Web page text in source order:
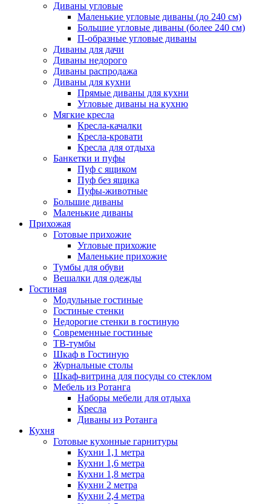
Диваны угловые
Маленькие угловые диваны (до 240 см)
Большие угловые диваны (более 240 см)
П-образные угловые диваны
Диваны для дачи
Диваны недорого
Диваны распродажа
Диваны для кухни
Прямые диваны для кухни
Угловые диваны на кухню
Мягкие кресла
Кресла-качалки
Кресла-кровати
Кресла для отдыха
Банкетки и пуфы
Пуф с ящиком
Пуф без ящика
Пуфы-животные
Большие диваны
Маленькие диваны
Прихожая
Готовые прихожие
Угловые прихожие
Маленькие прихожие
Тумбы для обуви
Вешалки для одежды
Гостиная
Модульные гостиные
Гостиные стенки
Недорогие стенки в гостиную
Современные гостиные
ТВ-тумбы
Шкаф в Гостиную
Журнальные столы
Шкаф-витрина для посуды со стеклом
Мебель из Ротанга
Наборы мебели для отдыха
Кресла
Диваны из Ротанга
Кухня
Готовые кухонные гарнитуры
Кухни 1,1 метра
Кухни 1,6 метра
Кухни 1,8 метра
Кухни 2 метра
Кухни 2,4 метра